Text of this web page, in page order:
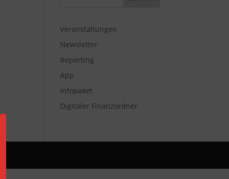
Veranstaltungen
Newsletter
Reporting
App
Infopaket
Digitaler Finanzordner